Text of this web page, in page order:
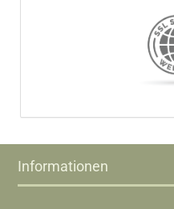
Informationen